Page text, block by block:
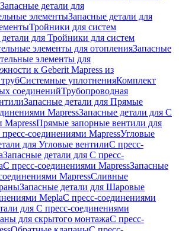
Запасные детали для
элементыЗапасные детали для
Тройники для систем
для Тройники для систем
элементы для отопленияЗапасные
элементы для
к Geberit Mapress из
Системные уплотненияКомплект
соединенийТрубопроводная
Запасные детали для Прямые
MapressЗапасные детали для С
MapressПрямые запорные вентили для
соединениями MapressУгловые
для Угловые вентилиС пресс-
Запасные детали для С пресс-
С пресс-соединениями MapressЗапасные
MapressСливные
Запасные детали для Шаровые
MeplaС пресс-соединениями
для С пресс-соединениями
для скрытого монтажаС пресс-